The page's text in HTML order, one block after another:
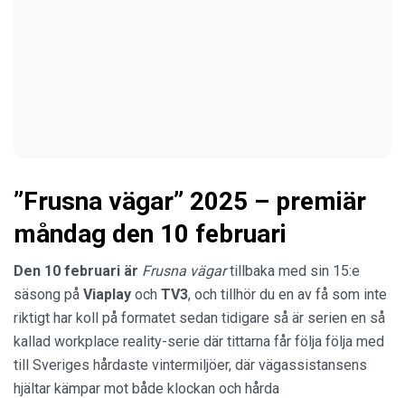
”Frusna vägar” 2025 – premiär
måndag den 10 februari
Den 10 februari är Frusna vägartillbaka med sin 15:e
säsong på Viaplay och TV3, och tillhör du en av få som inte
riktigt har koll på formatet sedan tidigare så är serien en så
kallad workplace reality-serie där tittarna får följa följa med
till Sveriges hårdaste vintermiljöer, där vägassistansens
hjältar kämpar mot både klockan och hårda